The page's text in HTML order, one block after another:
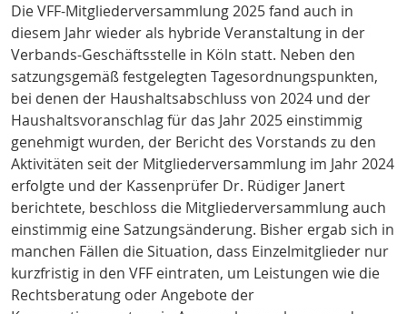
Die VFF-Mitgliederversammlung 2025 fand auch in
diesem Jahr wieder als hybride Veranstaltung in der
Verbands-Geschäftsstelle in Köln statt. Neben den
satzungsgemäß festgelegten Tagesordnungspunkten,
bei denen der Haushaltsabschluss von 2024 und der
Haushaltsvoranschlag für das Jahr 2025 einstimmig
genehmigt wurden, der Bericht des Vorstands zu den
Aktivitäten seit der Mitgliederversammlung im Jahr 2024
erfolgte und der Kassenprüfer Dr. Rüdiger Janert
berichtete, beschloss die Mitgliederversammlung auch
einstimmig eine Satzungsänderung. Bisher ergab sich in
manchen Fällen die Situation, dass Einzelmitglieder nur
kurzfristig in den VFF eintraten, um Leistungen wie die
Rechtsberatung oder Angebote der